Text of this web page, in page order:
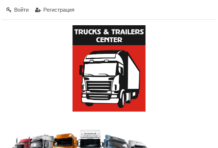
Войти Регистрация